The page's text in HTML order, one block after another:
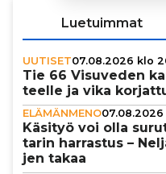
Luetuimmat
UUTISET07.08.2026 klo
Tie 66 Visuveden
teelle ja vika
ELÄMÄNMENO
Käsityö voi olla
ta­rin harrastus –
jen takaa